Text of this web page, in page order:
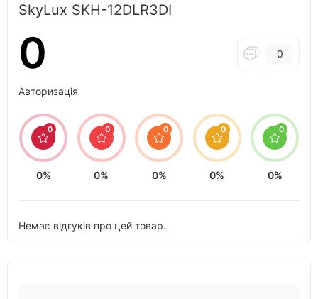
SkyLux SKH-12DLR3DI
0 0
Авторизація
0
0%
0
0%
0
0%
0
0%
0
0%
Немає відгуків про цей товар.